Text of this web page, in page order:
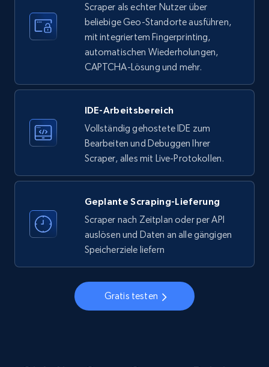
LinkedIn company information
ID, Name, Country code, Locations, Followers,
Employees in linkedin, About, Specialties, and
3.5K+ Gratis testen
business account, Is professional account, Is
verified, and more.
3.4K+ Gratis testen
Instagram - Profiles - Collect profile
Scraper als echter Nutzer über
beliebige Geo-Standorte ausführen,
mit integriertem Fingerprinting,
automatischen Wiederholungen,
CAPTCHA-Lösung und mehr.
IDE-Arbeitsbereich
Vollständig gehostete IDE zum
Bearbeiten und Debuggen Ihrer
Scraper, alles mit Live-Protokollen.
Geplante Scraping-Lieferung
Scraper nach Zeitplan oder per API
auslösen und Daten an alle gängigen
Speicherziele liefern
Gratis testen